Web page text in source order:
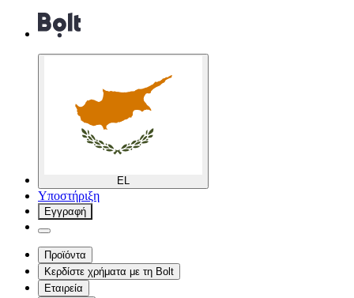
EL
Υποστήριξη
Εγγραφή
Προϊόντα
Κερδίστε χρήματα με τη Bolt
Εταιρεία